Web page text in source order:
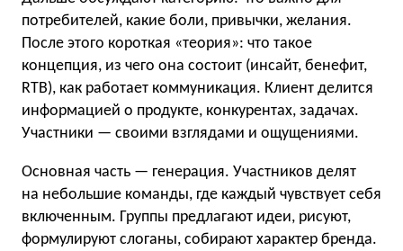
потребителей, какие боли, привычки, желания.
После этого короткая «теория»: что такое
концепция, из чего она состоит (инсайт, бенефит,
RTB), как работает коммуникация. Клиент делится
информацией о продукте, конкурентах, задачах.
Участники — своими взглядами и ощущениями.
Основная часть — генерация. Участников делят
на небольшие команды, где каждый чувствует себя
включенным. Группы предлагают идеи, рисуют,
формулируют слоганы, собирают характер бренда.